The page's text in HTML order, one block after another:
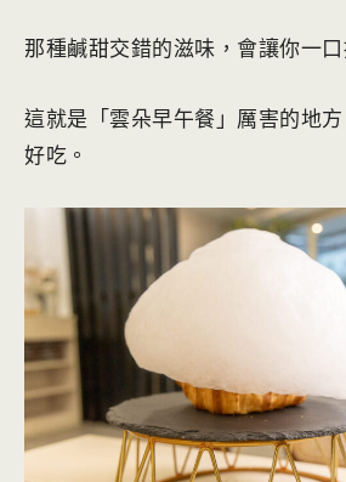
那種鹹甜交錯的滋味，會讓你一
這就是「雲朵早午餐」厲害的地
好吃。